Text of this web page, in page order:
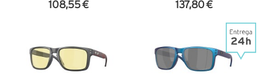
108,55 €
137,80 €